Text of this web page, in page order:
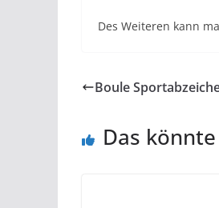
Des Weiteren kann
Boule
Das